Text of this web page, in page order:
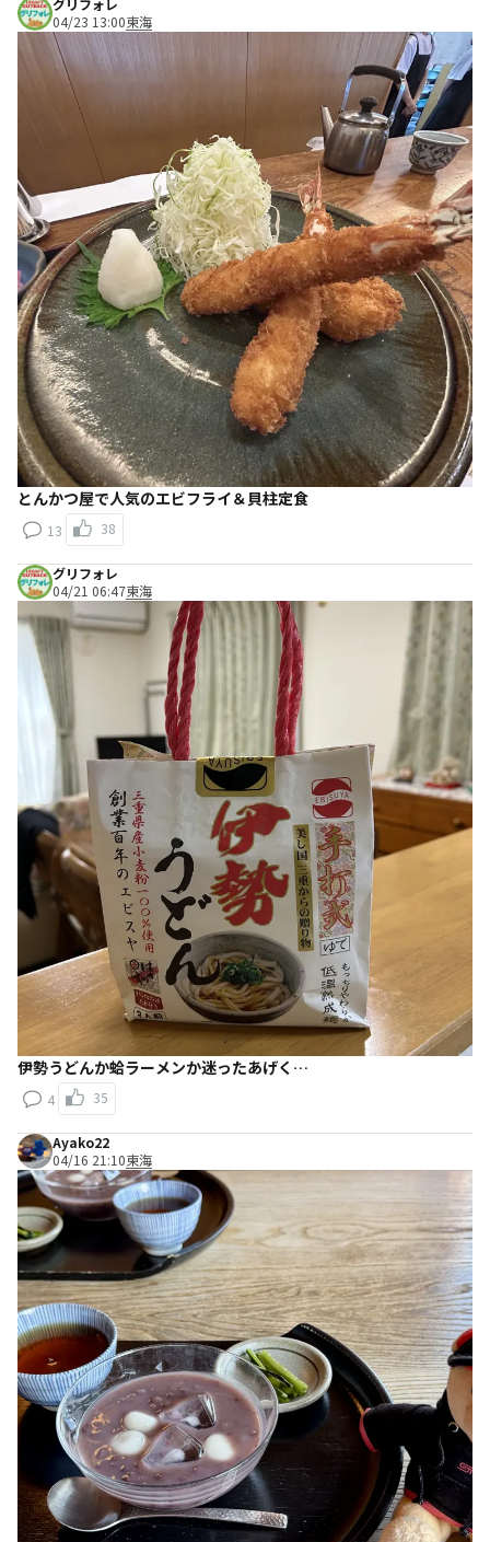
グリフォレ
04/23 13:00東海
とんかつ屋で人気のエビフライ＆貝柱定食
13 38
グリフォレ
04/21 06:47東海
伊勢うどんか蛤ラーメンか迷ったあげく…
4 35
Ayako22
04/16 21:10東海